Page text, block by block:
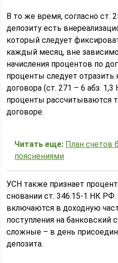
В то же время, согласно
депозиту есть
который следует
каждый месяц, вне
начисления процентов по
проценты следует отразить
договора (ст. 271 – 6 абз.
проценты рассчитываются
договоре.
Читать еще: План счетов
пояснениями
УСН также признает
сновании ст. 346.15-1 НК
включаются в доходную
поступления на банковский
сложные – в день
депозита.